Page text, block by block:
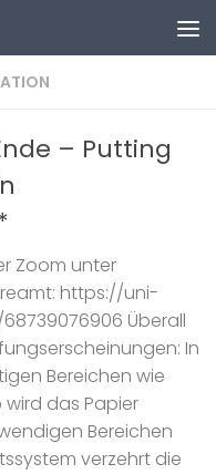
– Putting
Zoom unter
https://uni-
Überall
In
Bereichen wie
das Papier
Bereichen
verzehrt die